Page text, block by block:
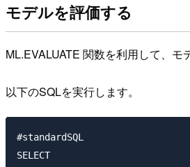
モデルを評価する
ML.EVALUATE 関数を利用して、モ
以下のSQLを実行します。
#standardSQL
SELECT